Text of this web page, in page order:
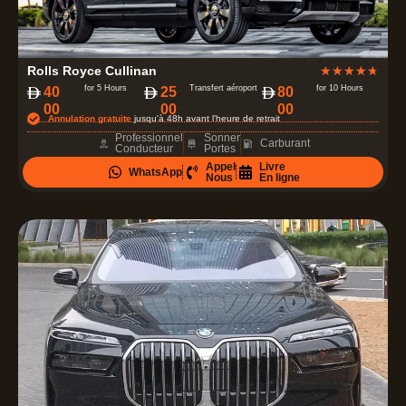
Rolls Royce Cullinan ★★★★★
é
.
s
u
r
5
40
00
for 5 Hours
25
00
Transfert aéroport
80
00
for 10 Hours
Annulation gratuite jusqu'à 48h avant l'heure de retrait
Professionnel
Conducteur
Sonner
Portes
Carburant
WhatsApp
Appel
Nous
Livre
En ligne